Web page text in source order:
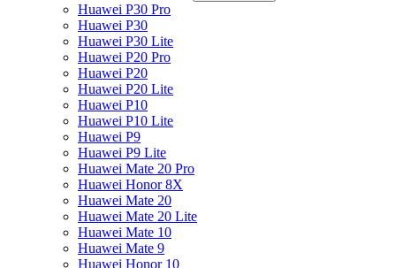
Huawei P30 Pro
Huawei P30
Huawei P30 Lite
Huawei P20 Pro
Huawei P20
Huawei P20 Lite
Huawei P10
Huawei P10 Lite
Huawei P9
Huawei P9 Lite
Huawei Mate 20 Pro
Huawei Honor 8X
Huawei Mate 20
Huawei Mate 20 Lite
Huawei Mate 10
Huawei Mate 9
Huawei Honor 10